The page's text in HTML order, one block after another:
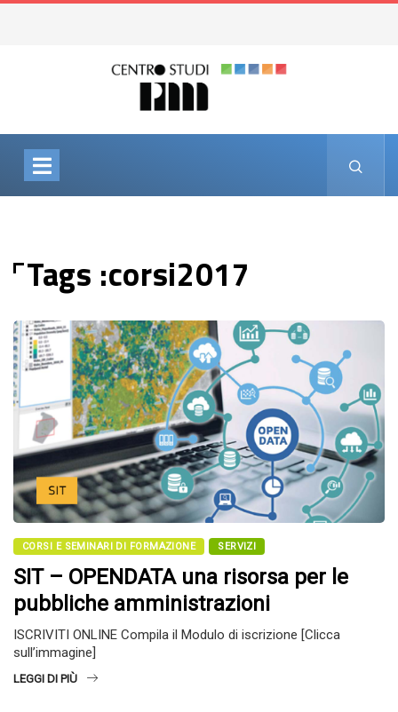
Tags :corsi2017
CORSI E SEMINARI DI FORMAZIONE SERVIZI
SIT – OPENDATA una risorsa per le
pubbliche amministrazioni
ISCRIVITI ONLINE Compila il Modulo di iscrizione [Clicca
sull’immagine]
LEGGI DI PIÙ